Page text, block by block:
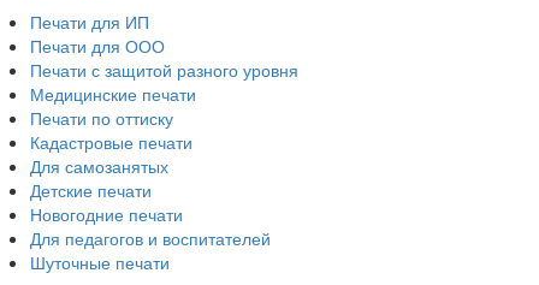
Печати для ИП
Печати для ООО
Печати с защитой разного уровня
Медицинские печати
Печати по оттиску
Кадастровые печати
Для самозанятых
Детские печати
Новогодние печати
Для педагогов и воспитателей
Шуточные печати